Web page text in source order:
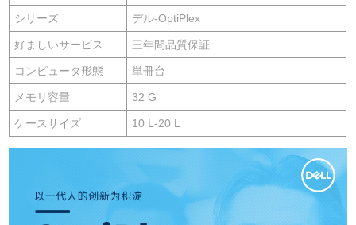
シリーズ デル-OptiPlex
好ましいサービス 三年間品質保証
コンピュータ形態 単冊台
メモリ容量 32 G
ケースサイズ 10 L-20 L